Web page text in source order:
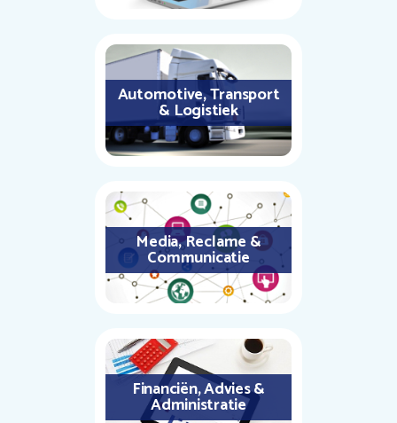
Automotive, Transport
& Logistiek
Media, Reclame &
Communicatie
Financiën, Advies &
Administratie